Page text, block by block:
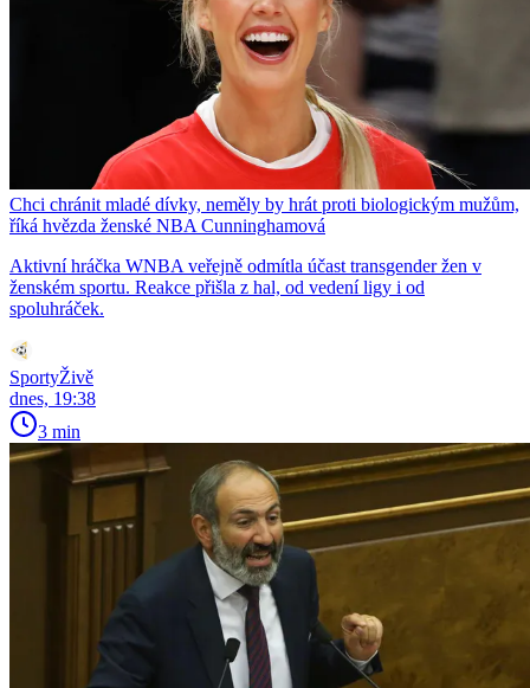
Chci chránit mladé dívky, neměly by hrát proti biologickým mužům,
říká hvězda ženské NBA Cunninghamová
Aktivní hráčka WNBA veřejně odmítla účast transgender žen v
ženském sportu. Reakce přišla z hal, od vedení ligy i od
spoluhráček.
SportyŽivě
dnes, 19:38
3 min